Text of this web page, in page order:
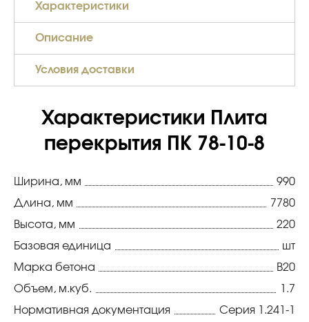
Характеристики
Описание
Условия доставки
Характеристики Плита
перекрытия ПК 78-10-8
Ширина, мм
990
Длина, мм
7780
Высота, мм
220
Базовая единица
шт
Марка бетона
В20
Объем, м.куб.
1.7
Нормативная документация
Серия 1.241-1